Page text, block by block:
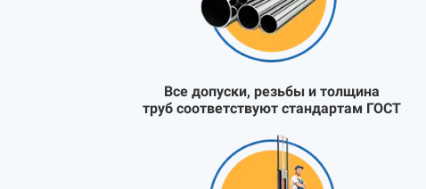
Все допуски, резьбы и толщина
труб соответствуют стандартам ГОСТ